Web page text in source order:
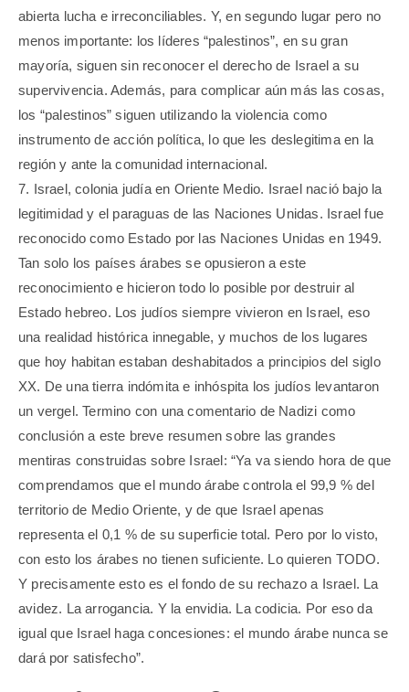
abierta lucha e irreconciliables. Y, en segundo lugar pero no
menos importante: los líderes “palestinos”, en su gran
mayoría, siguen sin reconocer el derecho de Israel a su
supervivencia. Además, para complicar aún más las cosas,
los “palestinos” siguen utilizando la violencia como
instrumento de acción política, lo que les deslegitima en la
región y ante la comunidad internacional.
7. Israel, colonia judía en Oriente Medio. Israel nació bajo la
legitimidad y el paraguas de las Naciones Unidas. Israel fue
reconocido como Estado por las Naciones Unidas en 1949.
Tan solo los países árabes se opusieron a este
reconocimiento e hicieron todo lo posible por destruir al
Estado hebreo. Los judíos siempre vivieron en Israel, eso
una realidad histórica innegable, y muchos de los lugares
que hoy habitan estaban deshabitados a principios del siglo
XX. De una tierra indómita e inhóspita los judíos levantaron
un vergel. Termino con una comentario de Nadizi como
conclusión a este breve resumen sobre las grandes
mentiras construidas sobre Israel: “Ya va siendo hora de que
comprendamos que el mundo árabe controla el 99,9 % del
territorio de Medio Oriente, y de que Israel apenas
representa el 0,1 % de su superficie total. Pero por lo visto,
con esto los árabes no tienen suficiente. Lo quieren TODO.
Y precisamente esto es el fondo de su rechazo a Israel. La
avidez. La arrogancia. Y la envidia. La codicia. Por eso da
igual que Israel haga concesiones: el mundo árabe nunca se
dará por satisfecho”.